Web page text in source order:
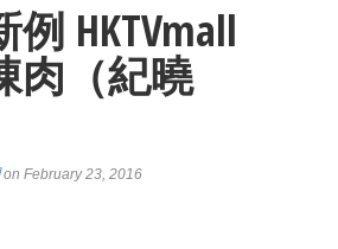
HKTVmall
肉（紀曉
on February 23, 2016